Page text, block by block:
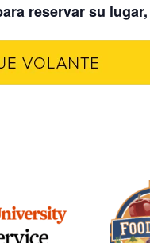
reservar su